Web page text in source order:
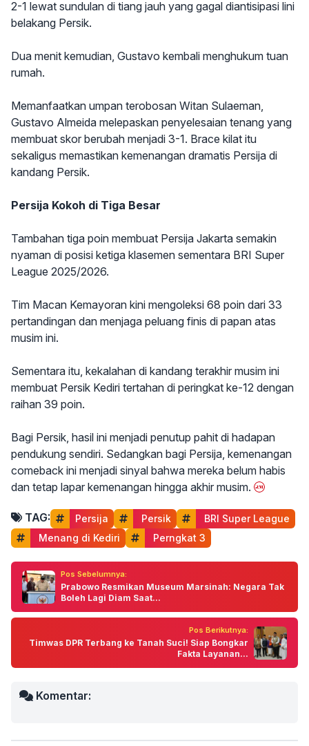
2-1 lewat sundulan di tiang jauh yang gagal diantisipasi lini
belakang Persik.
Dua menit kemudian, Gustavo kembali menghukum tuan
rumah.
Memanfaatkan umpan terobosan Witan Sulaeman,
Gustavo Almeida melepaskan penyelesaian tenang yang
membuat skor berubah menjadi 3-1. Brace kilat itu
sekaligus memastikan kemenangan dramatis Persija di
kandang Persik.
Persija Kokoh di Tiga Besar
Tambahan tiga poin membuat Persija Jakarta semakin
nyaman di posisi ketiga klasemen sementara BRI Super
League 2025/2026.
Tim Macan Kemayoran kini mengoleksi 68 poin dari 33
pertandingan dan menjaga peluang finis di papan atas
musim ini.
Sementara itu, kekalahan di kandang terakhir musim ini
membuat Persik Kediri tertahan di peringkat ke-12 dengan
raihan 39 poin.
Bagi Persik, hasil ini menjadi penutup pahit di hadapan
pendukung sendiri. Sedangkan bagi Persija, kemenangan
comeback ini menjadi sinyal bahwa mereka belum habis
dan tetap lapar kemenangan hingga akhir musim.
TAG: Persija Persik
BRI Super League
Menang di Kediri
Perngkat 3
Pos Sebelumnya:
Prabowo Resmikan Museum Marsinah: Negara Tak
Boleh Lagi Diam Saat...
Pos Berikutnya:
Timwas DPR Terbang ke Tanah Suci! Siap Bongkar
Fakta Layanan...
Komentar: